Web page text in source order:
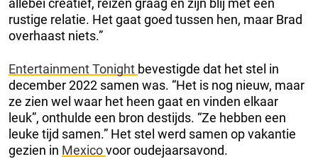
allebei creatief, reizen graag en zijn blij met een
rustige relatie. Het gaat goed tussen hen, maar Brad
overhaast niets.”
Entertainment Tonight bevestigde dat het stel in
december 2022 samen was. “Het is nog nieuw, maar
ze zien wel waar het heen gaat en vinden elkaar
leuk”, onthulde een bron destijds. “Ze hebben een
leuke tijd samen.” Het stel werd samen op vakantie
gezien in Mexicovoor oudejaarsavond.